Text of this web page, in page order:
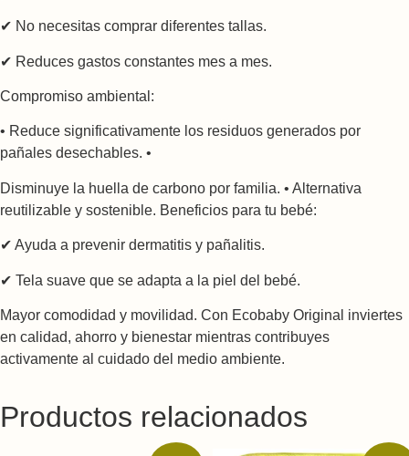
✔ No necesitas comprar diferentes tallas.
✔ Reduces gastos constantes mes a mes.
Compromiso ambiental:
• Reduce significativamente los residuos generados por
pañales desechables. •
Disminuye la huella de carbono por familia. • Alternativa
reutilizable y sostenible. Beneficios para tu bebé:
✔ Ayuda a prevenir dermatitis y pañalitis.
✔ Tela suave que se adapta a la piel del bebé.
Mayor comodidad y movilidad. Con Ecobaby Original inviertes
en calidad, ahorro y bienestar mientras contribuyes
activamente al cuidado del medio ambiente.
Productos relacionados